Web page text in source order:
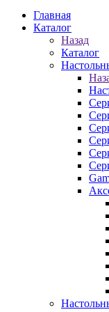
Главная
Каталог
Назад
Каталог